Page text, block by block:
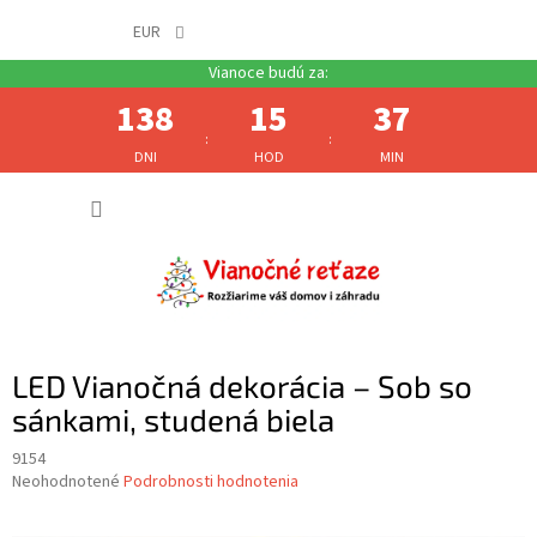
138
DNI
: 15
HOD
: 37
MIN
EUR
LED Vianočná dekorácia – Sob so
sánkami, studená biela
9154
Priemerné
Neohodnotené Podrobnosti hodnotenia